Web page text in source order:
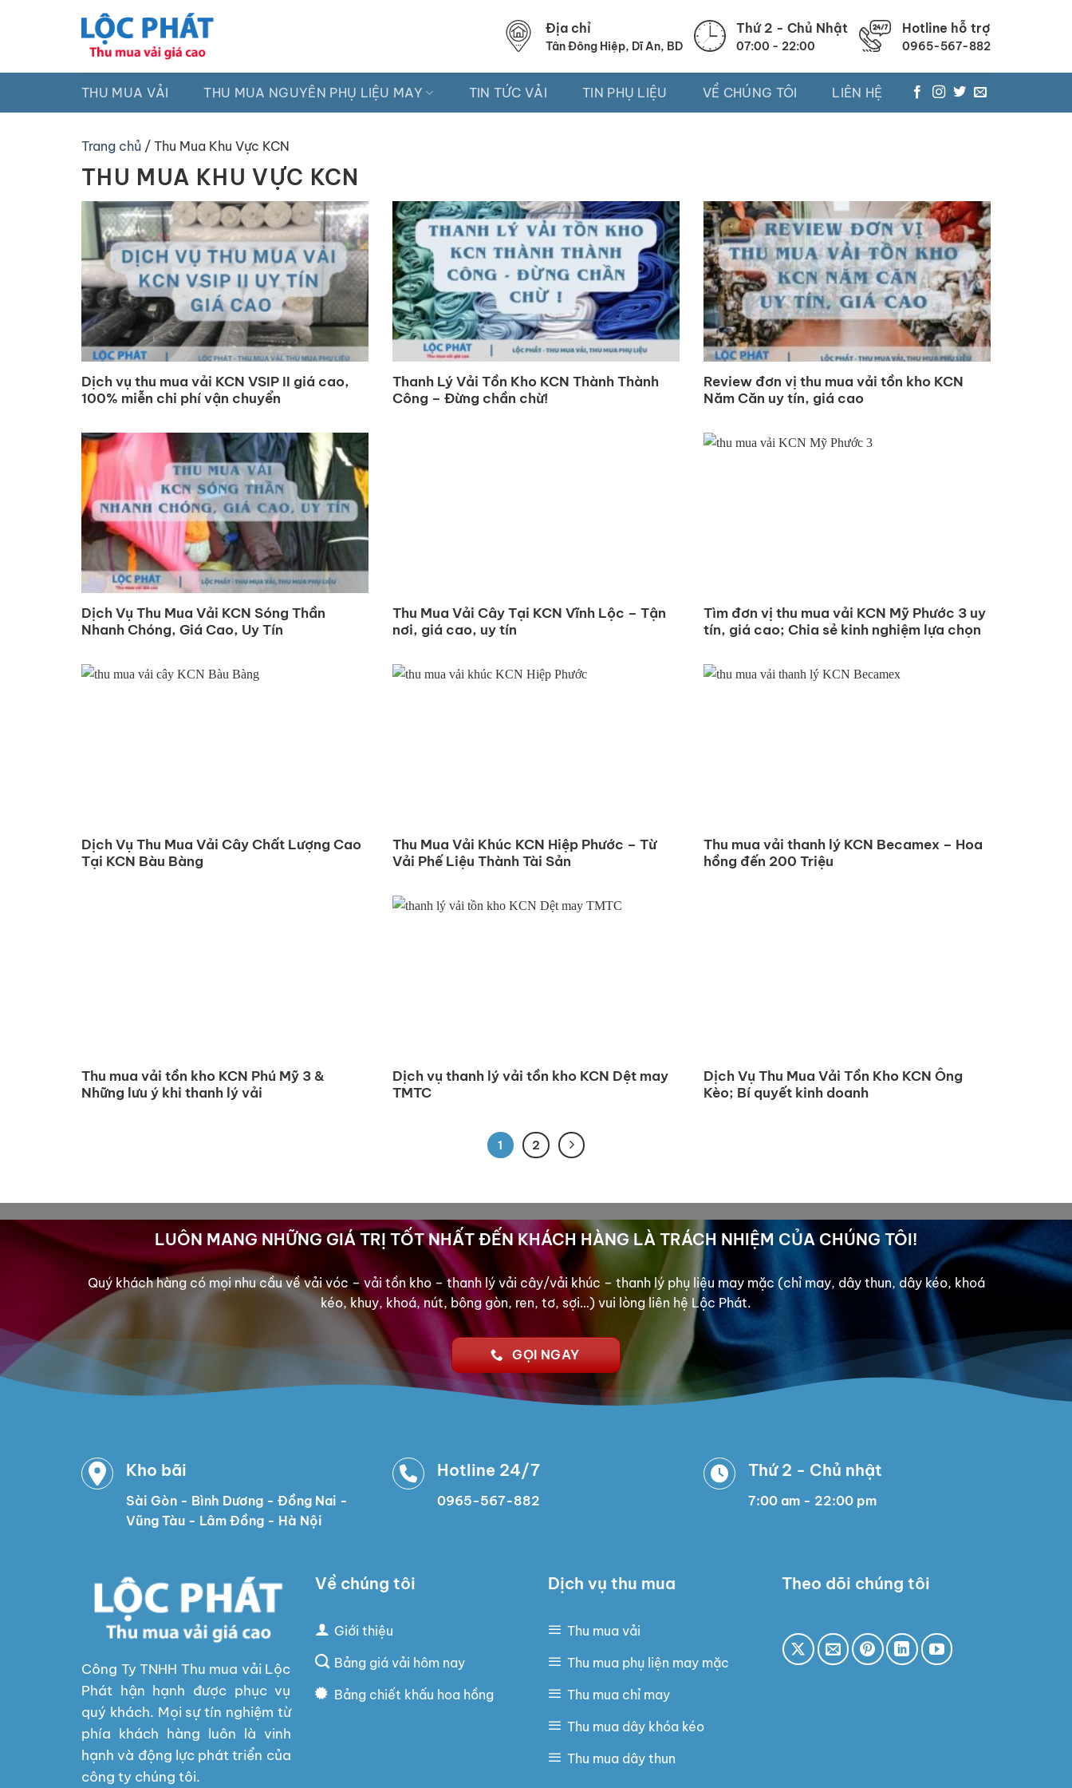
dung
Địa chỉ
Tân Đông Hiệp, Dĩ An, BD
Thứ 2 - Chủ Nhật
07:00 - 22:00
Hotline hỗ trợ
0965-567-882
THU MUA VẢI THU MUA NGUYÊN PHỤ LIỆU MAY TIN TỨC VẢI TIN PHỤ LIỆU VỀ CHÚNG TÔI LIÊN HỆ
Trang chủ / Thu Mua Khu Vực KCN
THU MUA KHU VỰC KCN
Dịch vụ thu mua vải KCN VSIP II giá cao,
100% miễn chi phí vận chuyển
Thanh Lý Vải Tồn Kho KCN Thành Thành
Công – Đừng chần chừ!
Review đơn vị thu mua vải tồn kho KCN
Năm Căn uy tín, giá cao
Dịch Vụ Thu Mua Vải KCN Sóng Thần
Nhanh Chóng, Giá Cao, Uy Tín
Thu Mua Vải Cây Tại KCN Vĩnh Lộc – Tận
nơi, giá cao, uy tín
Tìm đơn vị thu mua vải KCN Mỹ Phước 3 uy
tín, giá cao; Chia sẻ kinh nghiệm lựa chọn
Dịch Vụ Thu Mua Vải Cây Chất Lượng Cao
Tại KCN Bàu Bàng
Thu Mua Vải Khúc KCN Hiệp Phước – Từ
Vải Phế Liệu Thành Tài Sản
Thu mua vải thanh lý KCN Becamex – Hoa
hồng đến 200 Triệu
Thu mua vải tồn kho KCN Phú Mỹ 3 &
Những lưu ý khi thanh lý vải
Dịch vụ thanh lý vải tồn kho KCN Dệt may
TMTC
Dịch Vụ Thu Mua Vải Tồn Kho KCN Ông
Kèo; Bí quyết kinh doanh
1 2
LUÔN MANG NHỮNG GIÁ TRỊ TỐT NHẤT ĐẾN KHÁCH HÀNG LÀ TRÁCH NHIỆM CỦA CHÚNG TÔI!
Quý khách hàng có mọi nhu cầu về vải vóc – vải tồn kho – thanh lý vải cây/vải khúc – thanh lý phụ liệu may mặc (chỉ may, dây thun, dây kéo, khoá
kéo, khuy, khoá, nút, bông gòn, ren, tơ, sợi…) vui lòng liên hệ Lộc Phát.
GỌI NGAY
Kho bãi
Sài Gòn - Bình Dương - Đồng Nai -
Vũng Tàu - Lâm Đồng - Hà Nội
Hotline 24/7
0965-567-882
Thứ 2 - Chủ nhật
7:00 am - 22:00 pm
Công Ty TNHH Thu mua vải Lộc
Phát hận hạnh được phục vụ
quý khách. Mọi sự tín nghiệm từ
phía khách hàng luôn là vinh
hạnh và động lực phát triển của
công ty chúng tôi.
Về chúng tôi
Giới thiệu
Bảng giá vải hôm nay
Bảng chiết khấu hoa hồng
Dịch vụ thu mua
Thu mua vải
Thu mua phụ liện may mặc
Thu mua chỉ may
Thu mua dây khóa kéo
Thu mua dây thun
Theo dõi chúng tôi